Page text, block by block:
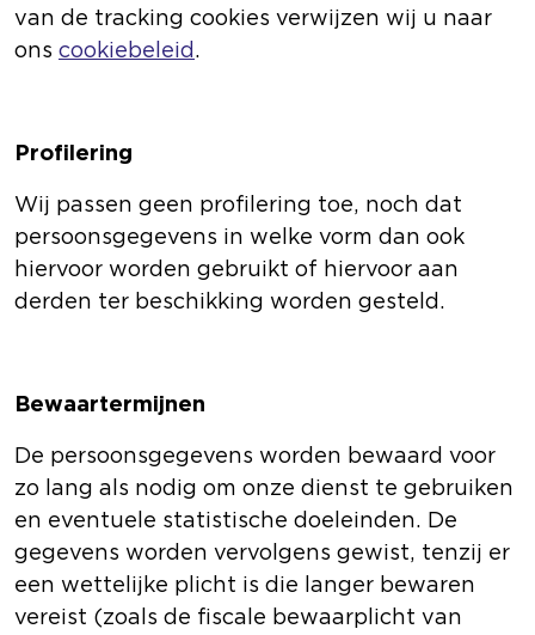
van de tracking cookies verwijzen wij u naar
ons cookiebeleid.
Profilering
Wij passen geen profilering toe, noch dat
persoonsgegevens in welke vorm dan ook
hiervoor worden gebruikt of hiervoor aan
derden ter beschikking worden gesteld.
Bewaartermijnen
De persoonsgegevens worden bewaard voor
zo lang als nodig om onze dienst te gebruiken
en eventuele statistische doeleinden. De
gegevens worden vervolgens gewist, tenzij er
een wettelijke plicht is die langer bewaren
vereist (zoals de fiscale bewaarplicht van